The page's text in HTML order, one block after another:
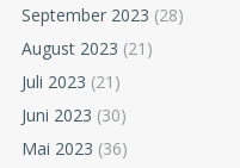
September 2023 (28)
August 2023 (21)
Juli 2023 (21)
Juni 2023 (30)
Mai 2023 (36)